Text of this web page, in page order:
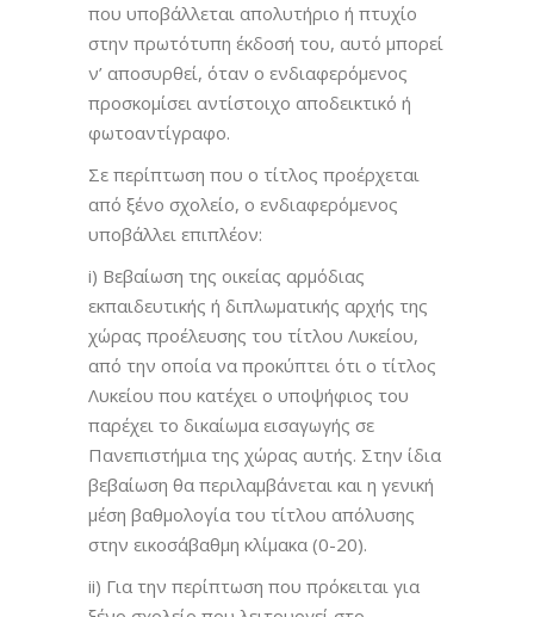
που υποβάλλεται απολυτήριο ή πτυχίο
στην πρωτότυπη έκδοσή του, αυτό μπορεί
ν’ αποσυρθεί, όταν ο ενδιαφερόμενος
προσκομίσει αντίστοιχο αποδεικτικό ή
φωτοαντίγραφο.
Σε περίπτωση που ο τίτλος προέρχεται
από ξένο σχολείο, ο ενδιαφερόμενος
υποβάλλει επιπλέον:
i) Βεβαίωση της οικείας αρμόδιας
εκπαιδευτικής ή διπλωματικής αρχής της
χώρας προέλευσης του τίτλου Λυκείου,
από την οποία να προκύπτει ότι ο τίτλος
Λυκείου που κατέχει ο υποψήφιος του
παρέχει το δικαίωμα εισαγωγής σε
Πανεπιστήμια της χώρας αυτής. Στην ίδια
βεβαίωση θα περιλαμβάνεται και η γενική
μέση βαθμολογία του τίτλου απόλυσης
στην εικοσάβαθμη κλίμακα (0-20).
ii) Για την περίπτωση που πρόκειται για